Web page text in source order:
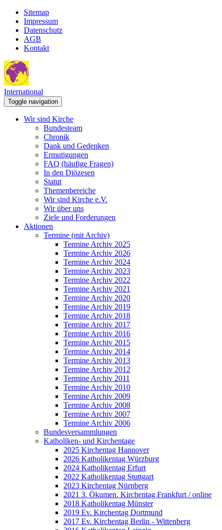
Sitemap
Impressum
Datenschutz
AGB
Kontakt
International
Toggle navigation
Wir sind Kirche
Bundesteam
Chronik
Dank und Gedenken
Ermutigungen
FAQ (häufige Fragen)
In den Diözesen
Statut
Themenbereiche
Wir sind Kirche e.V.
Wir über uns
Ziele und Forderungen
Aktionen
Termine (mit Archiv)
Termine Archiv 2025
Termine Archiv 2026
Termine Archiv 2024
Termine Archiv 2023
Termine Archiv 2022
Termine Archiv 2021
Termine Archiv 2020
Termine Archiv 2019
Termine Archiv 2018
Termine Archiv 2017
Termine Archiv 2016
Termine Archiv 2015
Termine Archiv 2014
Termine Archiv 2013
Termine Archiv 2012
Termine Archiv 2011
Termine Archiv 2010
Termine Archiv 2009
Termine Archiv 2008
Termine Archiv 2007
Termine Archiv 2006
Bundesversammlungen
Katholiken- und Kirchentage
2025 Kirchentag Hannover
2026 Katholikentag Würzburg
2024 Katholikentag Erfurt
2022 Katholikentag Stuttgart
2023 Kirchentag Nürnberg
2021 3. Ökumen. Kirchentag Frankfurt / online
2018 Katholikentag Münster
2019 Ev. Kirchentag Dortmund
2017 Ev. Kirchentag Berlin - Wittenberg